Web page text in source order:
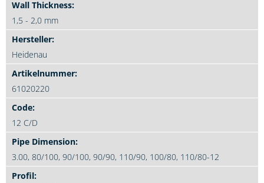
1,5 - 2,0 mm
Heidenau
61020220
12 C/D
3.00, 80/100, 90/100, 90/90, 110/90, 100/80, 110/80-12